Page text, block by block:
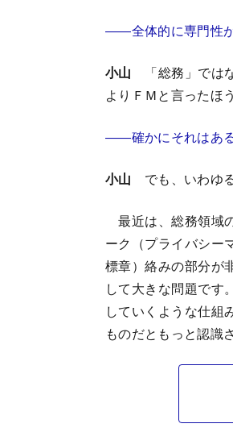
――全体的に専門性が
小山 「総務」では
よりＦＭと言ったほ
――確かにそれはある
小山 でも、いわゆ
最近は、総務領域
ーク（プライバシー
標章）絡みの部分が
して大きな問題です
していくような仕組
ものだともっと認識